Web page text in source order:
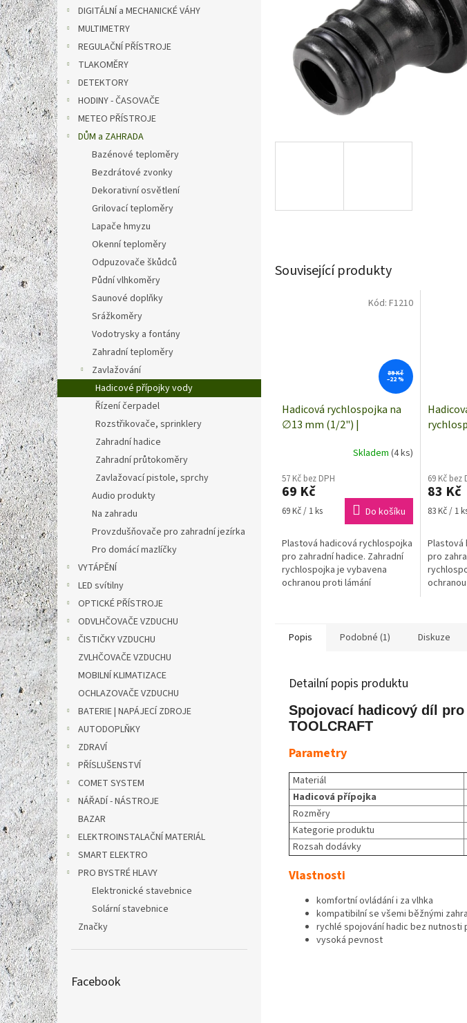
e
l
DIGITÁLNÍ a MECHANICKÉ VÁHY
MULTIMETRY
REGULAČNÍ PŘÍSTROJE
TLAKOMĚRY
DETEKTORY
HODINY - ČASOVAČE
METEO PŘÍSTROJE
DŮM a ZAHRADA
Bazénové teploměry
Bezdrátové zvonky
Dekorativní osvětlení
Grilovací teploměry
Lapače hmyzu
Okenní teploměry
Odpuzovače škůdců
Půdní vlhkoměry
Saunové doplňky
Srážkoměry
Vodotrysky a fontány
Zahradní teploměry
Zavlažování
Hadicové přípojky vody
Řízení čerpadel
Rozstřikovače, sprinklery
Zahradní hadice
Zahradní průtokoměry
Zavlažovací pistole, sprchy
Audio produkty
Na zahradu
Provzdušňovače pro zahradní jezírka
Pro domácí mazlíčky
VYTÁPĚNÍ
LED svítilny
OPTICKÉ PŘÍSTROJE
ODVLHČOVAČE VZDUCHU
ČISTIČKY VZDUCHU
ZVLHČOVAČE VZDUCHU
MOBILNÍ KLIMATIZACE
OCHLAZOVAČE VZDUCHU
BATERIE | NAPÁJECÍ ZDROJE
AUTODOPLŇKY
ZDRAVÍ
PŘÍSLUŠENSTVÍ
COMET SYSTEM
NÁŘADÍ - NÁSTROJE
BAZAR
ELEKTROINSTALAČNÍ MATERIÁL
SMART ELEKTRO
PRO BYSTRÉ HLAVY
Elektronické stavebnice
Solární stavebnice
Značky
Facebook
Související produkty
89 Kč
–22 %
Hadicová rychlospojka na
∅13 mm (1/2") |
Skladem (4 ks)
57 Kč bez DPH
69 Kč
Měrná
69 Kč / 1 ks Do košíku
Plastová hadicová rychlospojka
pro zahradní hadice. Zahradní
rychlospojka je vybavena
ochranou proti lámání
Kód: F1210
69 Kč bez
83 Kč
Měrná
83 Kč / 1
Plastová
pro
Popis Podobné (1) Diskuze
Detailní popis produktu
Spojovací hadicový díl
TOOLCRAFT
Parametry
Materiál
Hadicová přípojka
Rozměry
Kategorie produktu
Rozsah dodávky
Vlastnosti
komfortní ovládání i za vlhka
kompatibilní se všemi běžnými
rychlé spojování hadic bez nutnosti
vysoká pevnost